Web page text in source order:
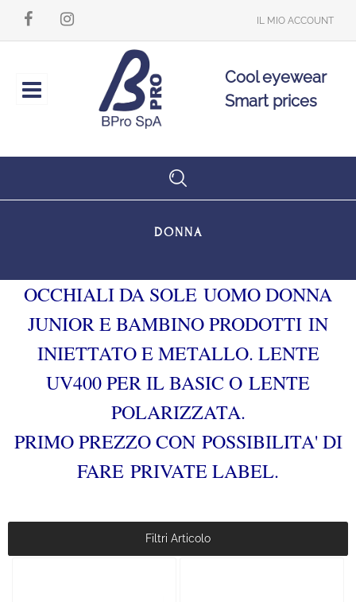
IL MIO ACCOUNT
Cool eyewear
Smart prices
DONNA
OCCHIALI DA SOLE UOMO DONNA
JUNIOR E BAMBINO PRODOTTI IN
INIETTATO E METALLO. LENTE
UV400 PER IL BASIC O LENTE
POLARIZZATA.
PRIMO PREZZO CON POSSIBILITA' DI
FARE PRIVATE LABEL.
Filtri Articolo